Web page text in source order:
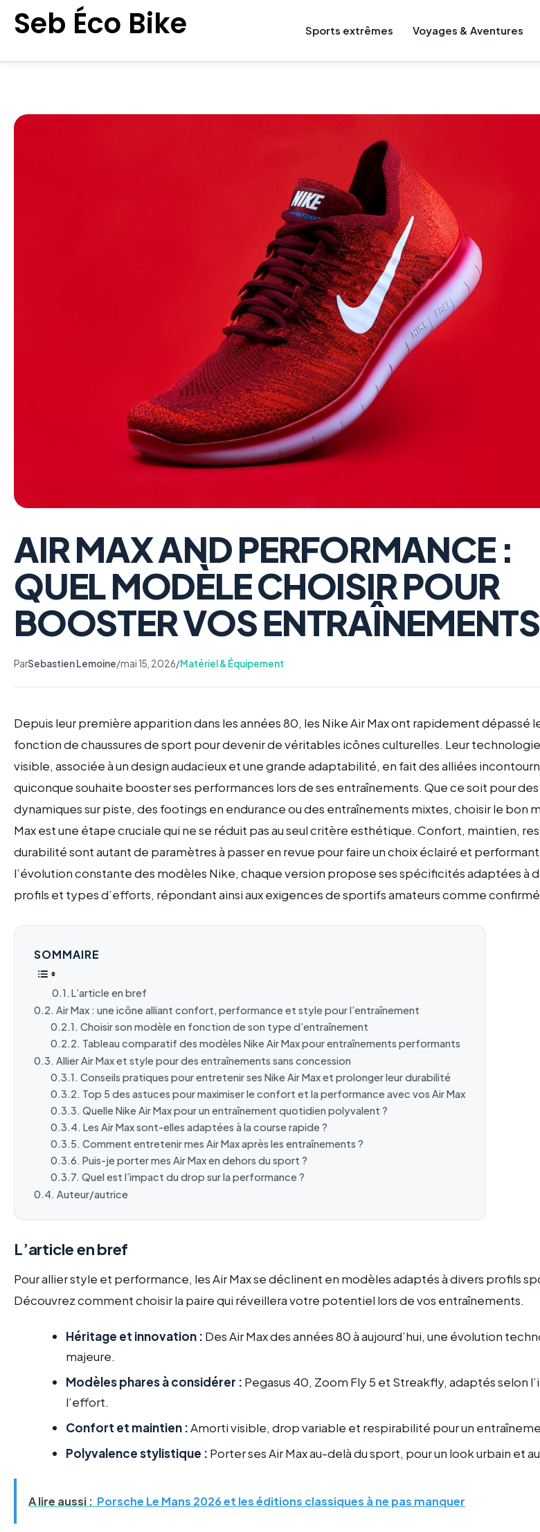
contenu
Seb Éco Bike Sports extrêmes Voyages & Aventures
AIR MAX AND PERFORMANCE :
QUEL MODÈLE CHOISIR POUR
BOOSTER VOS
ParSebastien Lemoine/mai 15, 2026/Matériel & Équipement
Depuis leur première apparition dans les années 80, les Nike Air Max ont rapidement dépassé
fonction de chaussures de sport pour devenir de véritables icônes culturelles. Leur
visible, associée à un design audacieux et une grande adaptabilité, en fait des alliées
quiconque souhaite booster ses performances lors de ses entraînements. Que ce soit pour
dynamiques sur piste, des footings en endurance ou des entraînements mixtes, choisir le bon
Max est une étape cruciale qui ne se réduit pas au seul critère esthétique. Confort, maintien,
durabilité sont autant de paramètres à passer en revue pour faire un choix éclairé et
l’évolution constante des modèles Nike, chaque version propose ses spécificités adaptées à
profils et types d’efforts, répondant ainsi aux exigences de sportifs amateurs comme
SOMMAIRE
L’article en bref
Air Max : une icône alliant confort, performance et style pour l’entraînement
Choisir son modèle en fonction de son type d’entraînement
Tableau comparatif des modèles Nike Air Max pour entraînements performants
Allier Air Max et style pour des entraînements sans concession
Conseils pratiques pour entretenir ses Nike Air Max et prolonger leur durabilité
Top 5 des astuces pour maximiser le confort et la performance avec vos Air Max
Quelle Nike Air Max pour un entraînement quotidien polyvalent ?
Les Air Max sont-elles adaptées à la course rapide ?
Comment entretenir mes Air Max après les entraînements ?
Puis-je porter mes Air Max en dehors du sport ?
Quel est l’impact du drop sur la performance ?
Auteur/autrice
L’article en bref
Pour allier style et performance, les Air Max se déclinent en modèles adaptés à divers profils
Découvrez comment choisir la paire qui réveillera votre potentiel lors de vos entraînements.
Héritage et innovation : Des Air Max des années 80 à aujourd’hui, une évolution
majeure.
Modèles phares à considérer : Pegasus 40, Zoom Fly 5 et Streakfly, adaptés selon
l’effort.
Confort et maintien :Amorti visible, drop variable et respirabilité pour un
Polyvalence stylistique : Porter ses Air Max au-delà du sport, pour un look urbain et
A lire aussi : Porsche Le Mans 2026 et les éditions classiques à ne pas manquer